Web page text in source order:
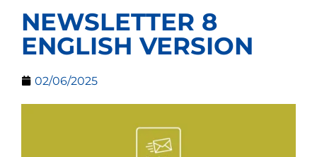
NEWSLETTER 8
ENGLISH VERSION
02/06/2025